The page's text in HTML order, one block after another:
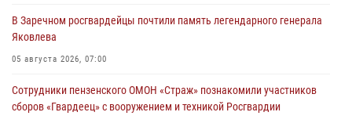
В Заречном росгвардейцы почтили память легендарного генерала
Яковлева
05 августа 2026, 07:00
Сотрудники пензенского ОМОН «Страж» познакомили участников
сборов «Гвардеец» с вооружением и техникой Росгвардии